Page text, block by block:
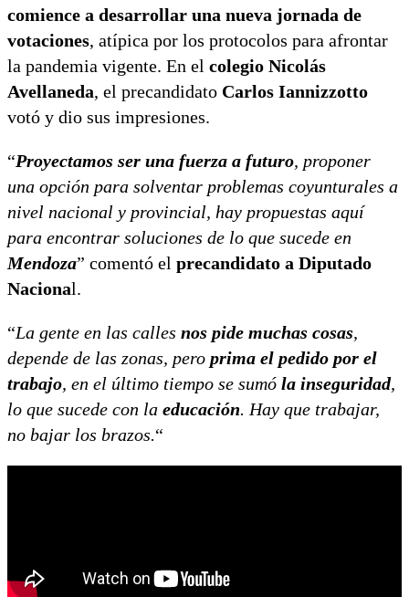
comience a desarrollar una nueva jornada de
votaciones, atípica por los protocolos para afrontar
la pandemia vigente. En el colegio Nicolás
Avellaneda, el precandidato Carlos Iannizzotto
votó y dio sus impresiones.
“Proyectamos ser una fuerza a futuro, proponer
una opción para solventar problemas coyunturales a
nivel nacional y provincial, hay propuestas aquí
para encontrar soluciones de lo que sucede en
Mendoza” comentó el precandidato a Diputado
Nacional.
“La gente en las calles nos pide muchas cosas,
depende de las zonas, pero prima el pedido por el
trabajo, en el último tiempo se sumó la inseguridad,
lo que sucede con la educación. Hay que trabajar,
no bajar los brazos.“